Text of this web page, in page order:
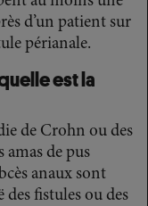
d’un patient sur
périanale.
est la
de Crohn ou des
amas de pus
anaux sont
fistules ou des